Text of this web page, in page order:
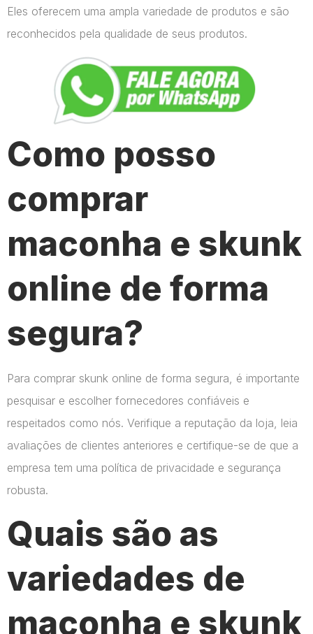
Eles oferecem uma ampla variedade de produtos e são
reconhecidos pela qualidade de seus produtos.
Como posso
comprar
maconha e skunk
online de forma
segura?
Para comprar skunk online de forma segura, é importante
pesquisar e escolher fornecedores confiáveis e
respeitados como nós. Verifique a reputação da loja, leia
avaliações de clientes anteriores e certifique-se de que a
empresa tem uma política de privacidade e segurança
robusta.
Quais são as
variedades de
maconha e skunk